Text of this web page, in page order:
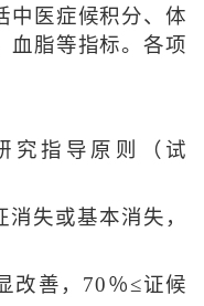
中医症候积分、体
血脂等指标。各项
究指导原则（试
失或基本消失，
改善，70％≤证候